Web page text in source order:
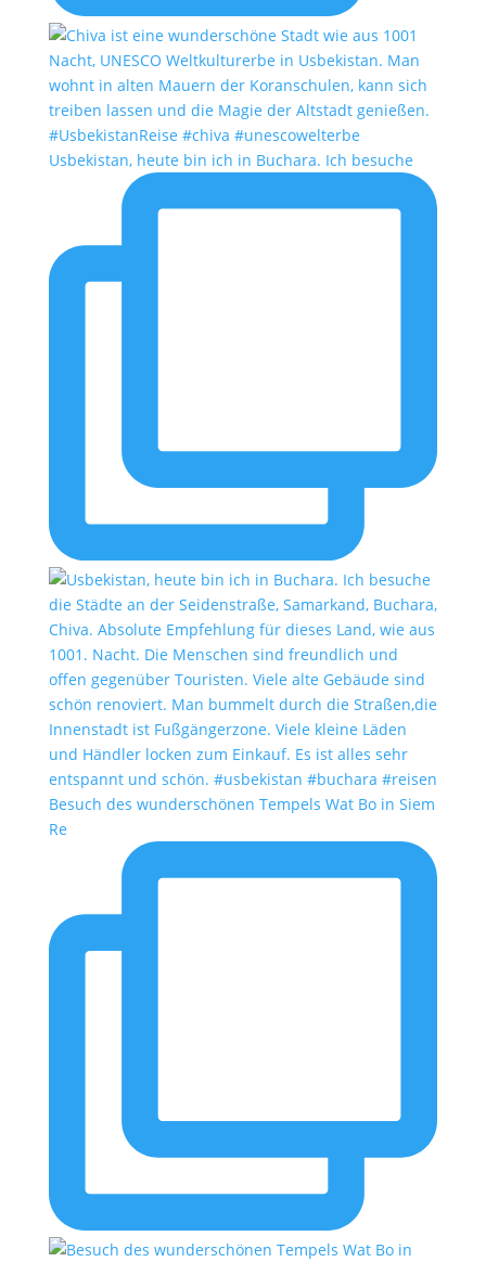
Usbekistan, heute bin ich in Buchara. Ich besuche
Besuch des wunderschönen Tempels Wat Bo in Siem
Re